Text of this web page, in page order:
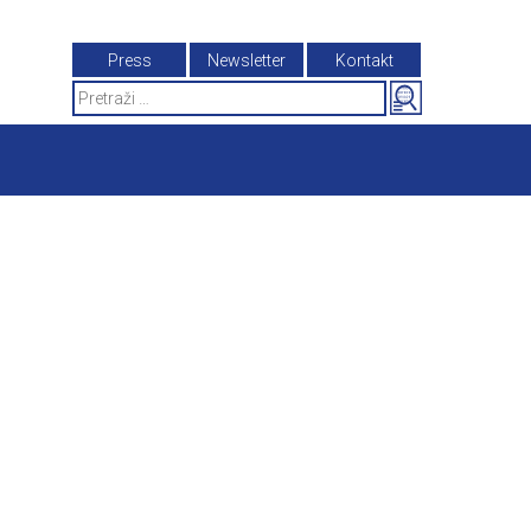
Press Newsletter
Kontakt
Search
for: